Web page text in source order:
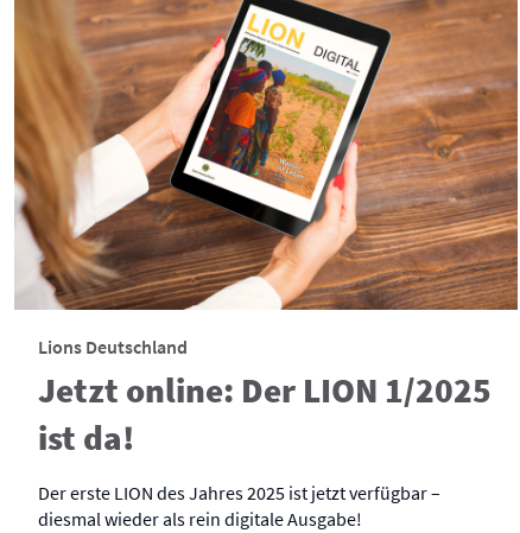
Lions Deutschland
Jetzt online: Der LION 1/2025
ist da!
Der erste LION des Jahres 2025 ist jetzt verfügbar –
diesmal wieder als rein digitale Ausgabe!